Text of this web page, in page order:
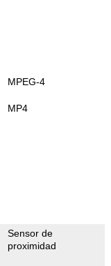
MPEG-4
MP4
Sensor de
proximidad